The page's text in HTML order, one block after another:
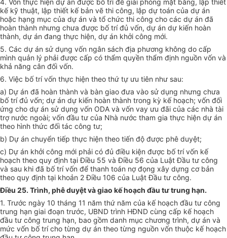
4. Vốn thực hiện dự án được bố trí để giải phóng mặt bằng, lập thiết
kế kỹ thuật, lập thiết kế bản vẽ thi công, lập dự toán của dự án
hoặc hạng mục của dự án và tổ chức thi công cho các dự án đã
hoàn thành nhưng chưa được bố trí đủ vốn, dự án dự kiến hoàn
thành, dự án đang thực hiện, dự án khởi công mới.
5. Các dự án sử dụng vốn ngân sách địa phương không do cấp
mình quản lý phải được cấp có thẩm quyền thẩm định nguồn vốn và
khả năng cân đối vốn.
6. Việc bố trí vốn thực hiện theo thứ tự ưu tiên như sau:
a) Dự án đã hoàn thành và bàn giao đưa vào sử dụng nhưng chưa
bố trí đủ vốn; dự án dự kiến hoàn thành trong kỳ kế hoạch; vốn đối
ứng cho dự án sử dụng vốn ODA và vốn vay ưu đãi của các nhà tài
trợ nước ngoài; vốn đầu tư của Nhà nước tham gia thực hiện dự án
theo hình thức đối tác công tư;
b) Dự án chuyển tiếp thực hiện theo tiến độ được phê duyệt;
c) Dự án khởi công mới phải có đủ điều kiện được bố trí vốn kế
hoạch theo quy định tại Điều 55 và Điều 56 của Luật Đầu tư công
và sau khi đã bố trí vốn để thanh toán nợ đọng xây dựng cơ bản
theo quy định tại khoản 2 Điều 106 của Luật Đầu tư công.
Điều 25. Trình, phê duyệt và giao kế hoạch đầu tư trung hạn.
1. Trước ngày 10 tháng 11 năm thứ năm của kế hoạch đầu tư công
trung hạn giai đoạn trước, UBND trình HĐND cùng cấp kế hoạch
đầu tư công trung hạn, bao gồm danh mục chương trình, dự án và
mức vốn bố trí cho từng dự án theo từng nguồn vốn thuộc kế hoạch